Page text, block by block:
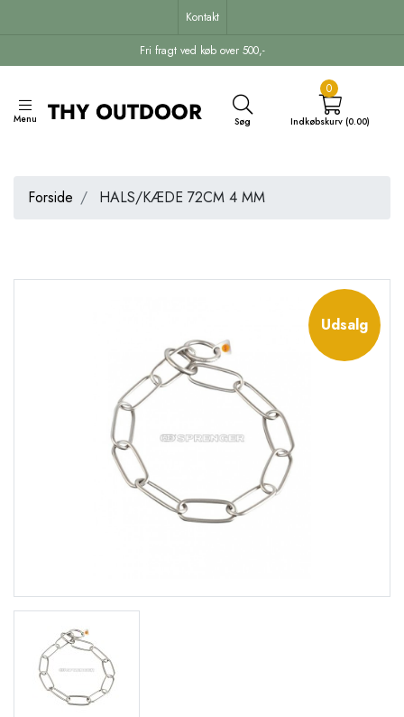
Fri fragt ved køb over 500,-
Kontakt
Menu Søg
0
Indkøbskurv (0.00)
Forside HALS/KÆDE 72CM 4 MM
Udsalg